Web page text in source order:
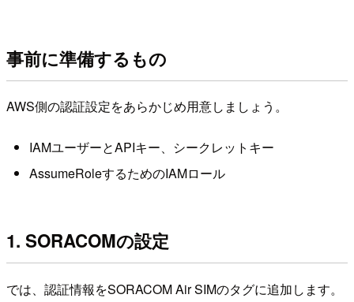
事前に準備するもの
AWS側の認証設定をあらかじめ用意しましょう。
IAMユーザーとAPIキー、シークレットキー
AssumeRoleするためのIAMロール
1. SORACOMの設定
では、認証情報をSORACOM Air SIMのタグに追加します。